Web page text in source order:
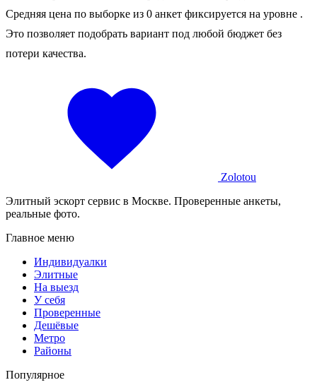
Средняя цена по выборке из 0 анкет фиксируется на уровне .
Это позволяет подобрать вариант под любой бюджет без
потери качества.
Zolotou
Элитный эскорт сервис в Москве. Проверенные анкеты,
реальные фото.
Главное меню
Индивидуалки
Элитные
На выезд
У себя
Проверенные
Дешёвые
Метро
Районы
Популярное